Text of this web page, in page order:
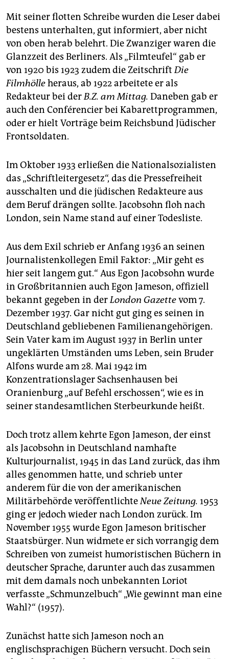
Mit seiner flotten Schreibe wurden die Leser dabei
bestens unterhalten, gut informiert, aber nicht
von oben herab belehrt. Die Zwanziger waren die
Glanzzeit des Berliners. Als „Filmteufel“ gab er
von 1920 bis 1923 zudem die ZeitschriftDie
Filmhölleheraus, ab 1922 arbeitete er als
Redakteur bei derB.Z. am Mittag. Daneben gab er
auch den Conférencier bei Kabarettprogrammen,
oder er hielt Vorträge beim Reichsbund Jüdischer
Frontsoldaten.
Im Oktober 1933 erließen die Nationalsozialisten
das „Schriftleitergesetz“, das die Pressefreiheit
ausschalten und die jüdischen Redakteure aus
dem Beruf drängen sollte. Jacobsohn floh nach
London, sein Name stand auf einer Todesliste.
Aus dem Exil schrieb er Anfang 1936 an seinen
Journalistenkollegen Emil Faktor: „Mir geht es
hier seit langem gut.“ Aus Egon Jacobsohn wurde
in Großbritannien auch Egon Jameson, offiziell
bekannt ge­geben in derLondon Gazettevom 7.
Dezember 1937. Gar nicht gut ging es seinen in
Deutschland gebliebenen Familien­angehörigen.
Sein Vater kam im August 1937 in Berlin unter
ungeklärten ­Umständen ums Leben, sein Bruder
Alfons wurde am 28. Mai 1942 im
Konzentrationslager Sachsenhausen bei
Oranienburg „auf Befehl erschossen“, wie es in
seiner standesamtlichen Sterbe­urkunde heißt.
Doch trotz allem kehrte Egon Jameson, der einst
als Jacobsohn in Deutschland namhafte
Kulturjournalist, 1945 in das Land zurück, das ihm
alles genommen hatte, und schrieb unter
anderem für die von der amerikanischen
Militärbehörde veröffentlichteNeue Zeitung. 1953
ging er jedoch wieder nach London zurück. Im
November 1955 wurde Egon Jameson britischer
Staatsbürger. Nun widmete er sich vorrangig dem
Schrei­ben von zumeist humoristischen Büchern in
deutscher Sprache, darunter auch das zusammen
mit dem damals noch unbekannten Loriot
verfasste „Schmunzelbuch“ „Wie gewinnt man eine
Wahl?“ (1957).
Zunächst hatte sich Jameson noch an
englischsprachigen Büchern versucht. Doch sein